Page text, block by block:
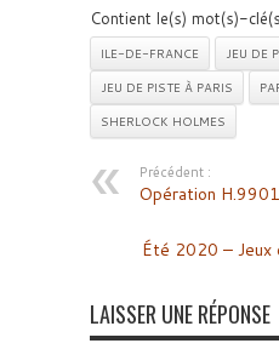
Contient le(s) mot(s)-
ILE-DE-FRANCE
JEU DE
JEU DE PISTE À PARIS
SHERLOCK HOLMES
Précédent :
Opération
Été 2020 – Jeux
LAISSER UNE RÉPONSE